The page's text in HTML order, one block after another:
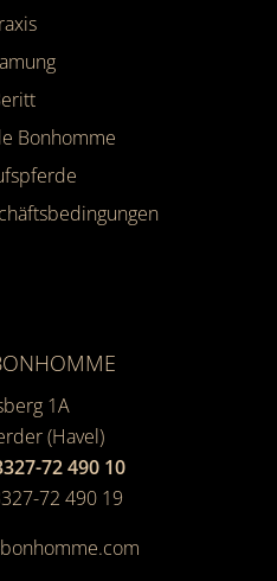
Bonhomme
1A
(Havel)
72 490 10
72 490 19